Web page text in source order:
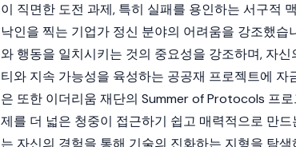
이 직면한 도전 과제, 특히 실패를 용인하는 서구적
낙인을 찍는 기업가 정신 분야의 어려움을 강조했습
와 행동을 일치시키는 것의 중요성을 강조하며, 자신
티와 지속 가능성을 육성하는 공공재 프로젝트에
은 또한 이더리움 재단의 Summer of Protocols 프
제를 더 넓은 청중이 접근하기 쉽고 매력적으로 만
는 자신의 경험을 통해 기술의 진화하는 지형을 탐